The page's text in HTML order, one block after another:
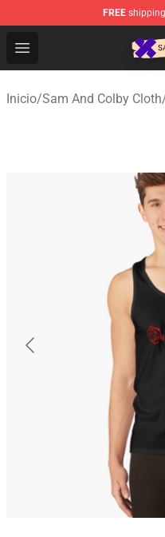
FREE
Open menu
Sam And Colby
Inicio/Sam And Colby Cloth